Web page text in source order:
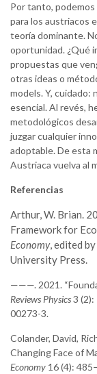
Por tanto,
para los austriacos
teoría dominante.
oportunidad. ¿Qué
propuestas que
otras ideas o
models. Y, cuidado:
esencial. Al revés,
metodológicos
juzgar cualquier
adoptable. De esta
Austriaca vuelva al
Referencias
Arthur, W. Brian.
Framework for
Economy, edited
University Press.
———. 2021.
Reviews Physics3
00273-3.
Colander, David,
Changing Face of
Economy 16 (4):